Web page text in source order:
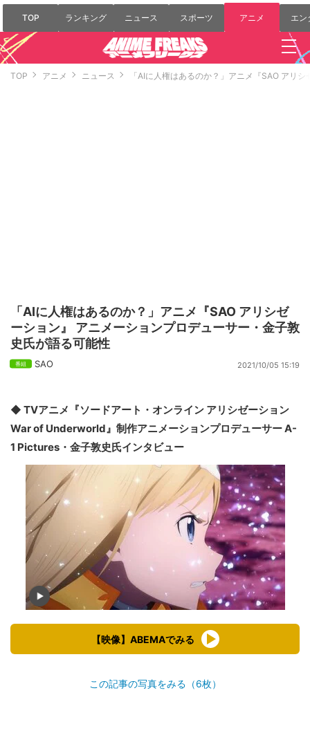
TOP ランキング ニュース スポーツ アニメ エン
TOP アニメ ニュース 「AIに人権はあるのか？」アニメ『SAO アリ
「AIに人権はあるのか？」アニメ『SAO アリシゼ
ーション』 アニメーションプロデューサー・金子敦
史氏が語る可能性
SAO 2021/10/05 15:19
◆ TVアニメ『ソードアート・オンライン アリシゼーション
War of Underworld』制作アニメーションプロデューサー A-
1 Pictures・金子敦史氏インタビュー
【映像】ABEMAでみる
この記事の写真をみる（6枚）